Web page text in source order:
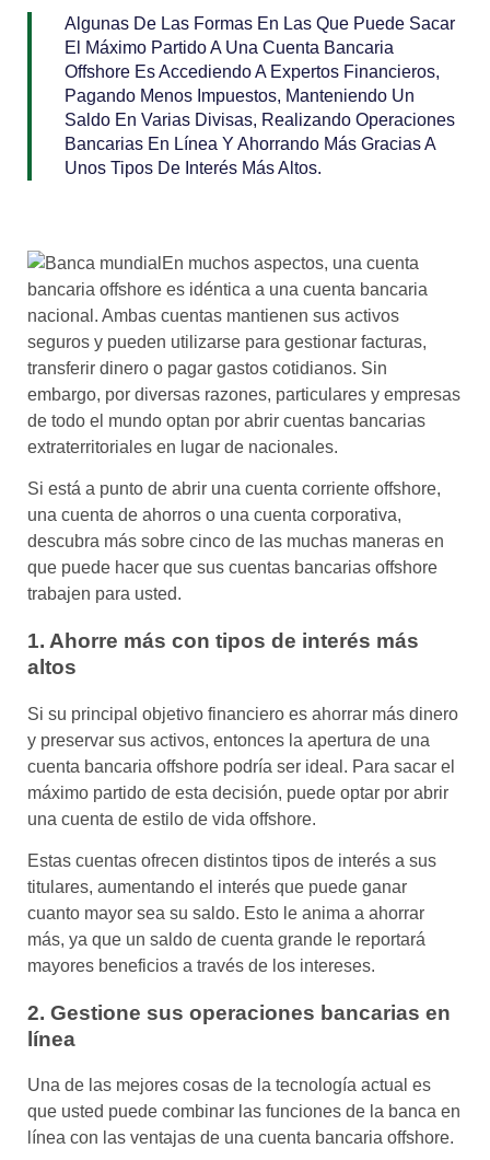
Algunas De Las Formas En Las Que Puede Sacar
El Máximo Partido A Una Cuenta Bancaria
Offshore Es Accediendo A Expertos Financieros,
Pagando Menos Impuestos, Manteniendo Un
Saldo En Varias Divisas, Realizando Operaciones
Bancarias En Línea Y Ahorrando Más Gracias A
Unos Tipos De Interés Más Altos.
En muchos aspectos, una cuenta
bancaria offshore es idéntica a una cuenta bancaria
nacional. Ambas cuentas mantienen sus activos
seguros y pueden utilizarse para gestionar facturas,
transferir dinero o pagar gastos cotidianos. Sin
embargo, por diversas razones, particulares y empresas
de todo el mundo optan por abrir cuentas bancarias
extraterritoriales en lugar de nacionales.
Si está a punto de abrir una cuenta corriente offshore,
una cuenta de ahorros o una cuenta corporativa,
descubra más sobre cinco de las muchas maneras en
que puede hacer que sus cuentas bancarias offshore
trabajen para usted.
1. Ahorre más con tipos de interés más
altos
Si su principal objetivo financiero es ahorrar más dinero
y preservar sus activos, entonces la apertura de una
cuenta bancaria offshore podría ser ideal. Para sacar el
máximo partido de esta decisión, puede optar por abrir
una cuenta de estilo de vida offshore.
Estas cuentas ofrecen distintos tipos de interés a sus
titulares, aumentando el interés que puede ganar
cuanto mayor sea su saldo. Esto le anima a ahorrar
más, ya que un saldo de cuenta grande le reportará
mayores beneficios a través de los intereses.
2. Gestione sus operaciones bancarias en
línea
Una de las mejores cosas de la tecnología actual es
que usted puede combinar las funciones de la banca en
línea con las ventajas de una cuenta bancaria offshore.